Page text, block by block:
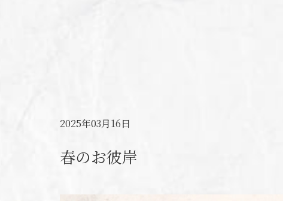
2025年03月16日
春のお彼岸